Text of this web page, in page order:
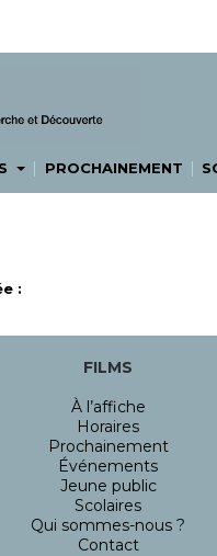
| PROCHAINEMENT |
:
FILMS
À l’affiche
Horaires
Prochainement
Événements
Jeune public
Scolaires
Qui sommes-nous ?
Contact